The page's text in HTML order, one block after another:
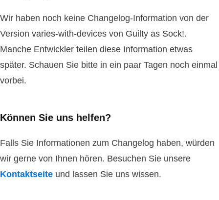
Wir haben noch keine Changelog-Information von der
Version varies-with-devices von Guilty as Sock!.
Manche Entwickler teilen diese Information etwas
später. Schauen Sie bitte in ein paar Tagen noch einmal
vorbei.
Können Sie uns helfen?
Falls Sie Informationen zum Changelog haben, würden
wir gerne von Ihnen hören. Besuchen Sie unsere
Kontaktseite und lassen Sie uns wissen.